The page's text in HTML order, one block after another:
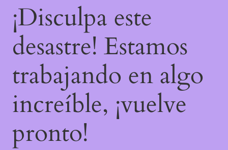
¡Disculpa este
desastre! Estamos
trabajando en algo
increíble, ¡vuelve
pronto!